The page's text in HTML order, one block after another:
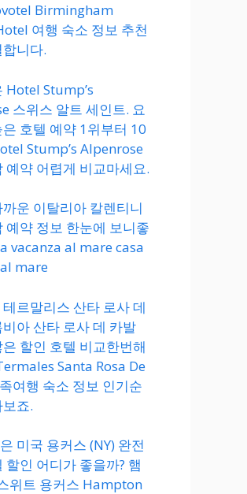
Birmingham
여행 숙소 정보 추천
니다.
Hotel Stump’s
스위스 알트 세인트. 요
호텔 예약 1위부터 10
Stump’s Alpenrose
예약 어렵게 비교마세요.
운 이탈리아 칼렌티니
예약 정보 한눈에 보니좋
vacanza al mare casa
mare
르말리스 산타 로사 데
아 산타 로사 데 카발
할인 호텔 비교한번해
Santa Rosa De
여행 숙소 정보 인기순
죠.
미국 용커스 (NY) 완전
할인 어디가 좋을까? 햄
위트 용커스 Hampton